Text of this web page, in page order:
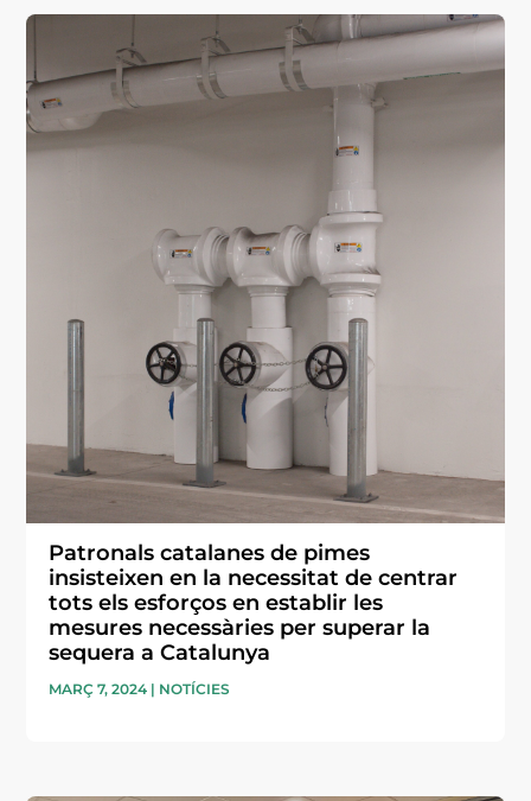
Patronals catalanes de pimes
insisteixen en la necessitat de centrar
tots els esforços en establir les
mesures necessàries per superar la
sequera a Catalunya
MARÇ 7, 2024 | NOTÍCIES